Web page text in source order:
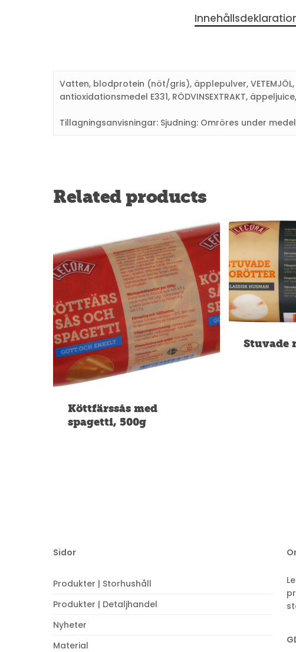
Vatten, blodprotein (nöt/gris), äpplepulver,
antioxidationsmedel E331, RÖDVINSEXTRAKT,
Tillagningsanvisningar: Sjudning: Omröres under
Related products
Köttfärssås med
spagetti, 500g
Stuvade
Sidor
Produkter | Storhushåll
Produkter | Detaljhandel
Nyheter
Material